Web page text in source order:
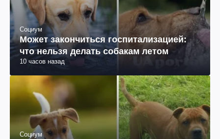
Социум
Может закончиться госпитализацией:
что нельзя делать собакам летом
10 часов назад
Социум